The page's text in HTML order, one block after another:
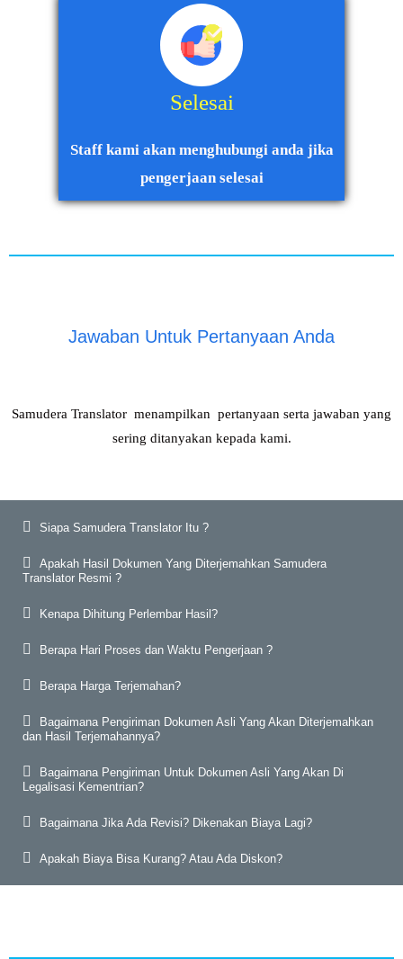
Selesai
Staff kami akan menghubungi anda jika
pengerjaan selesai
Jawaban Untuk Pertanyaan Anda
Samudera Translator menampilkan pertanyaan serta jawaban yang
sering ditanyakan kepada kami.
Siapa Samudera Translator Itu ?
Apakah Hasil Dokumen Yang Diterjemahkan Samudera
Translator Resmi ?
Kenapa Dihitung Perlembar Hasil?
Berapa Hari Proses dan Waktu Pengerjaan ?
Berapa Harga Terjemahan?
Bagaimana Pengiriman Dokumen Asli Yang Akan Diterjemahkan
dan Hasil Terjemahannya?
Bagaimana Pengiriman Untuk Dokumen Asli Yang Akan Di
Legalisasi Kementrian?
Bagaimana Jika Ada Revisi? Dikenakan Biaya Lagi?
Apakah Biaya Bisa Kurang? Atau Ada Diskon?